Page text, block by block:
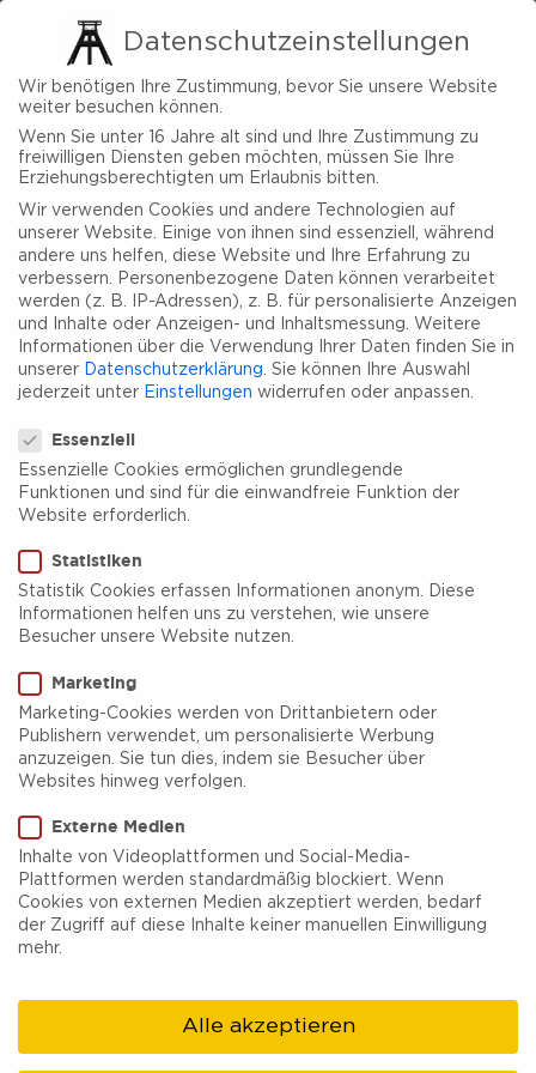
Hafenkult Ateliers und
Schauraum
Hafenkult Ateliers und Schauraum ist ein
Lage zwischen Kränen, Containern, Schiffen und
Schloten fasziniert. Doch das eigentliche
Highlight spielt sich im Inneren dieses
Jahren ab. Hier haben 18 talentierte
Künstler:innen ihre Ateliers und
Datenschutzeinstellungen
Wir benötigen Ihre Zustimmung, bevor Sie unsere Website
weiter besuchen können.
Wenn Sie unter 16 Jahre alt sind und Ihre Zustimmung zu
freiwilligen Diensten geben möchten, müssen Sie Ihre
Erziehungsberechtigten um Erlaubnis bitten.
Wir verwenden Cookies und andere Technologien auf
unserer Website. Einige von ihnen sind essenziell, während
andere uns helfen, diese Website und Ihre Erfahrung zu
verbessern.
Personenbezogene Daten können verarbeitet
werden (z. B. IP-Adressen), z. B. für personalisierte Anzeigen
und Inhalte oder Anzeigen- und Inhaltsmessung.
Weitere
Informationen über die Verwendung Ihrer Daten finden Sie in
unserer
Datenschutzerklärung Sie können Ihre Auswahl
jederzeit unter Einstellungen widerrufen oder anpassen.
Essenziell
Essenzielle Cookies ermöglichen grundlegende
Funktionen und sind für die einwandfreie Funktion der
Website erforderlich.
Statistiken
Statistik Cookies erfassen Informationen anonym. Diese
Informationen helfen uns zu verstehen, wie unsere
Besucher unsere Website nutzen.
Marketing
Marketing-Cookies werden von Drittanbietern oder
Publishern verwendet, um personalisierte Werbung
anzuzeigen. Sie tun dies, indem sie Besucher über
Websites hinweg verfolgen.
Externe Medien
Inhalte von Videoplattformen und Social-Media-
Plattformen werden standardmäßig blockiert. Wenn
Cookies von externen Medien akzeptiert werden, bedarf
der Zugriff auf diese Inhalte keiner manuellen Einwilligung
mehr.
Alle akzeptieren